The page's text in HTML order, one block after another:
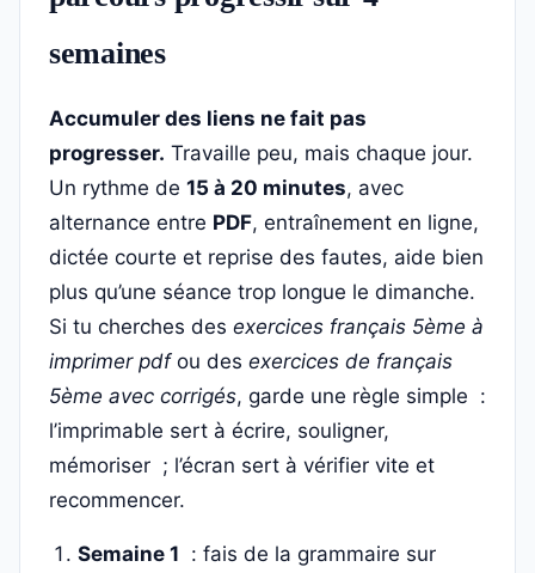
semaines
Accumuler des liens ne fait pas
progresser. Travaille peu, mais chaque jour.
Un rythme de 15 à 20 minutes, avec
alternance entre PDF, entraînement en ligne,
dictée courte et reprise des fautes, aide bien
plus qu’une séance trop longue le dimanche.
Si tu cherches des exercices français 5ème à
imprimer pdfou des exercices de français
5ème avec corrigés, garde une règle simple :
l’imprimable sert à écrire, souligner,
mémoriser ; l’écran sert à vérifier vite et
recommencer.
Semaine 1 : fais de la grammaire sur